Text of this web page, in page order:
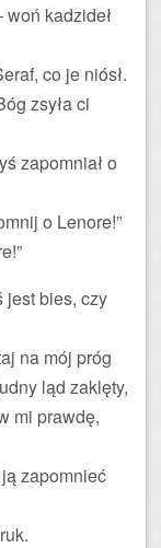
kadzideł
co je niósł.
zsyła ci
zapomniał o
o Lenore!”
jest bies, czy
na mój próg
ląd zaklęty,
mi prawdę,
zapomnieć